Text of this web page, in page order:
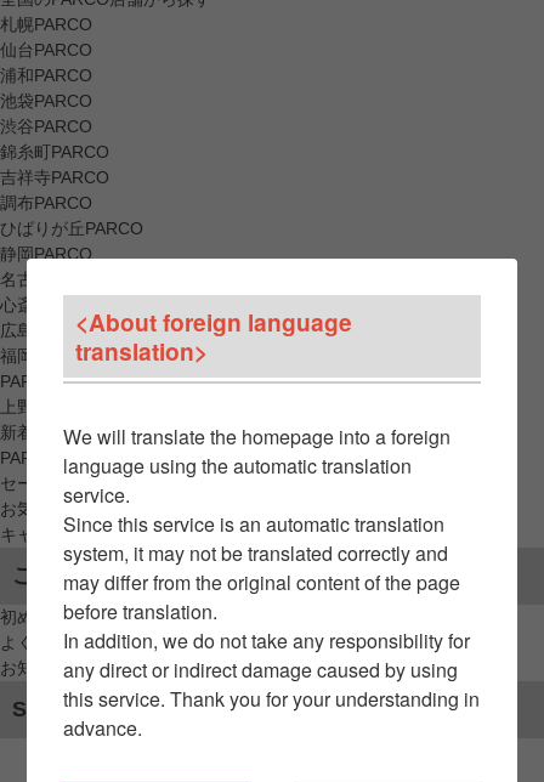
札幌PARCO
仙台PARCO
浦和PARCO
池袋PARCO
渋谷PARCO
錦糸町PARCO
吉祥寺PARCO
調布PARCO
ひばりが丘PARCO
静岡PARCO
名古屋PARCO
心斎橋PARCO
広島PARCO
福岡PARCO
PARCO_ya
上野
新着アイテムから探す
PARCO限定アイテムから探す
セールアイテムから探す
お気に入りから探す
キャンペーン/クーポン対象から探す
ご利用案内
初めてのお客様へ
よくあるご質問 / お問い合わせ
お知らせ
SNSアカウント
<About foreign language
translation>
We will translate the homepage into a foreign
language using the automatic translation
service.
Since this service is an automatic translation
system, it may not be translated correctly and
may differ from the original content of the page
before translation.
In addition, we do not take any responsibility for
any direct or indirect damage caused by using
this service. Thank you for your understanding in
advance.